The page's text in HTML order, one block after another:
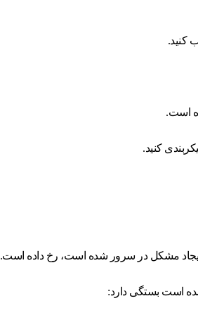
کنید.
است.
کنید.
ایجاد مشکل در سرور شده است، رخ داده است.
شده است بستگی دارد: